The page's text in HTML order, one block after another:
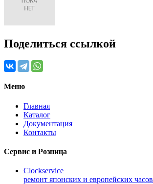
Поделиться ссылкой
Меню
Главная
Каталог
Документация
Контакты
Сервис и Розница
Clockservice
ремонт японских и европейских часов